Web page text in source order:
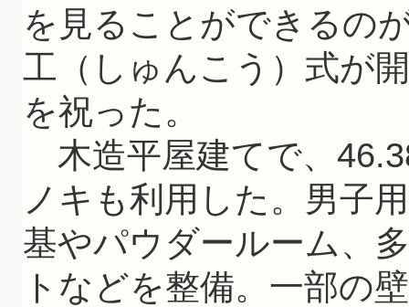
を見ることができるの
工（しゅんこう）式が
を祝った。
木造平屋建てで、
ノキも利用した。男子
基やパウダールーム、
トなどを整備。一部の